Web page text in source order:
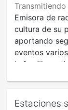
Emisora de
cultura de su
aportando
eventos
la familia,
Estaciones